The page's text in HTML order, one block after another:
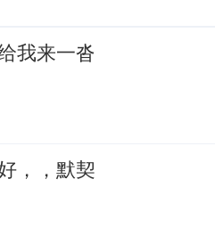
我来一沓
，，默契